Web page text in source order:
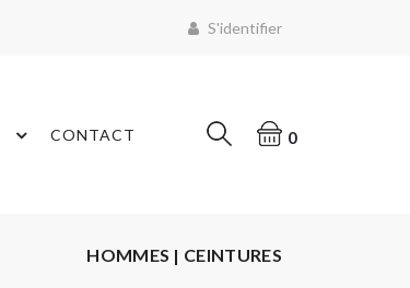
S'identifier
CONTACT 0
HOMMES | CEINTURES